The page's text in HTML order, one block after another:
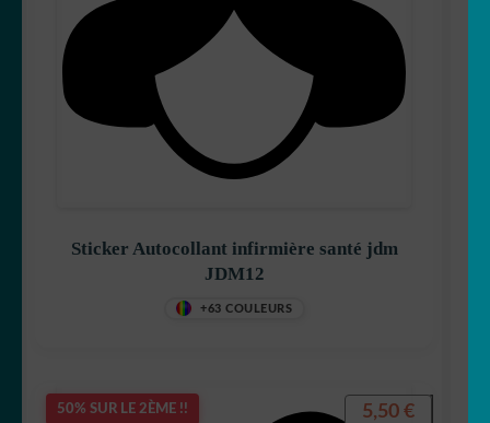
Sticker Autocollant infirmière santé jdm
JDM12
+63 COULEURS
50% SUR LE 2ÈME !! 5,50 €